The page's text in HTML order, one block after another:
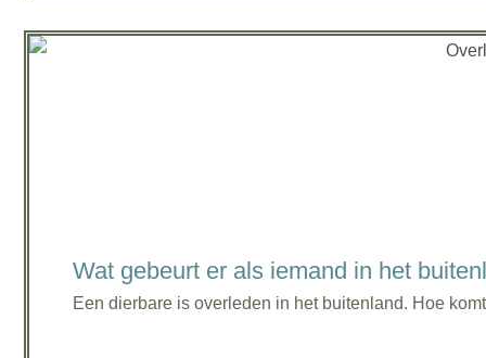
Wat gebeurt er als iemand in het
Een dierbare is overleden in het buitenland. Hoe